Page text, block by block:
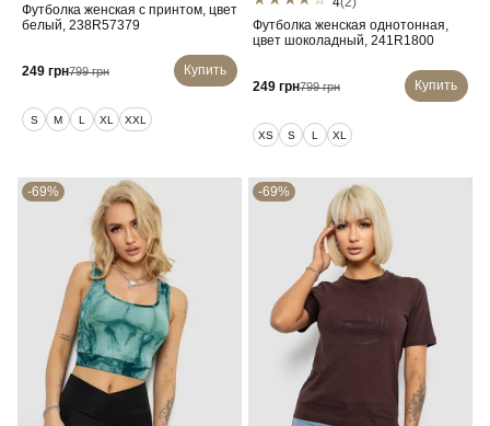
Футболка женская с принтом, цвет
белый, 238R57379
249 грн799 грн Купить
S M L XL XXL
Футболка женская однотонная,
цвет шоколадный, 241R1800
249 грн799 грн Купить
XS S L XL
-69% -69%